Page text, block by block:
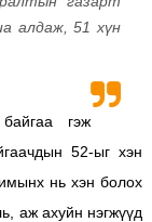
алдаж, 51 хүн
гэж
52-ыг хэн
нь хэн болох
аж ахуйн нэгжүүд